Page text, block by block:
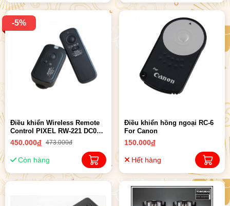
-5%
Điều khiển Wireless Remote
Control PIXEL RW-221 DC0
For Nikon
450.000đ 473.000đ
Còn hàng
Điều khiển hồng ngoại RC-6
For Canon
150.000đ
Hết hàng